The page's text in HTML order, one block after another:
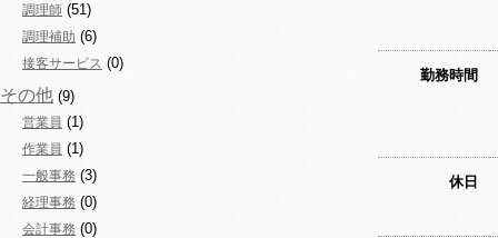
調理師 (51)
調理補助 (6)
接客サービス (0)
その他 (9)
営業員 (1)
作業員 (1)
一般事務 (3)
経理事務 (0)
会計事務 (0)
勤務時間
休日